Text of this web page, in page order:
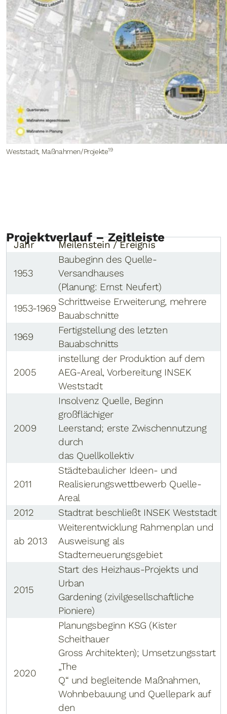
Weststadt, Maßnahmen/Projekte19
Projektverlauf – Zeitleiste
Jahr Meilenstein / Ereignis
1953
Baubeginn des Quelle-
Versandhauses
(Planung: Ernst Neufert)
1953-1969
Schrittweise Erweiterung, mehrere
Bauabschnitte
1969
Fertigstellung des letzten
Bauabschnitts
2005
instellung der Produktion auf dem
AEG-Areal, Vorbereitung INSEK
Weststadt
2009
Insolvenz Quelle, Beginn
großflächiger
Leerstand; erste Zwischennutzung
durch
das Quellkollektiv
2011
Städtebaulicher Ideen- und
Realisierungswettbewerb Quelle-
Areal
2012
Stadtrat beschließt INSEK Weststadt
ab 2013
Weiterentwicklung Rahmenplan und
Ausweisung als
Stadterneuerungsgebiet
2015
Start des Heizhaus-Projekts und
Urban
Gardening (zivilgesellschaftliche
Pioniere)
2020
Planungsbeginn KSG (Kister
Scheithauer
Gross Architekten); Umsetzungsstart
„The
Q“ und begleitende Maßnahmen,
Wohnbebauung und Quellepark auf
den